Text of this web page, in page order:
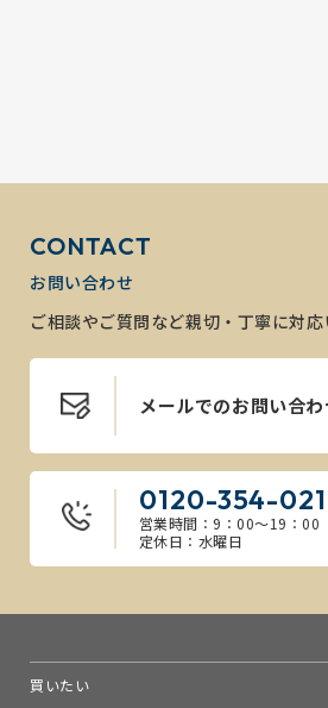
CONTACT
お問い合わせ
ご相談やご質問など親切・丁寧に対応
メールでのお問い合
0120-354-021
営業時間：9：00～19：00
定休日：水曜日
買いたい